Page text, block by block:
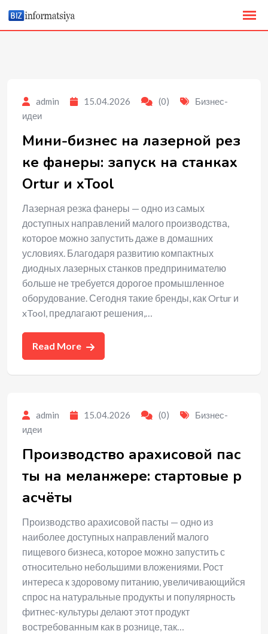
content
admin 15.04.2026 (0)
Бизнес-
идеи
Мини-бизнес на лазерной рез
ке фанеры: запуск на станках
Ortur и xTool
Лазерная резка фанеры — одно из самых
доступных направлений малого производства,
которое можно запустить даже в домашних
условиях. Благодаря развитию компактных
диодных лазерных станков предпринимателю
больше не требуется дорогое промышленное
оборудование. Сегодня такие бренды, как Ortur и
xTool, предлагают решения,…
Read More
admin 15.04.2026 (0)
Бизнес-
идеи
Производство арахисовой пас
ты на меланжере: стартовые р
асчёты
Производство арахисовой пасты — одно из
наиболее доступных направлений малого
пищевого бизнеса, которое можно запустить с
относительно небольшими вложениями. Рост
интереса к здоровому питанию, увеличивающийся
спрос на натуральные продукты и популярность
фитнес-культуры делают этот продукт
востребованным как в рознице, так…